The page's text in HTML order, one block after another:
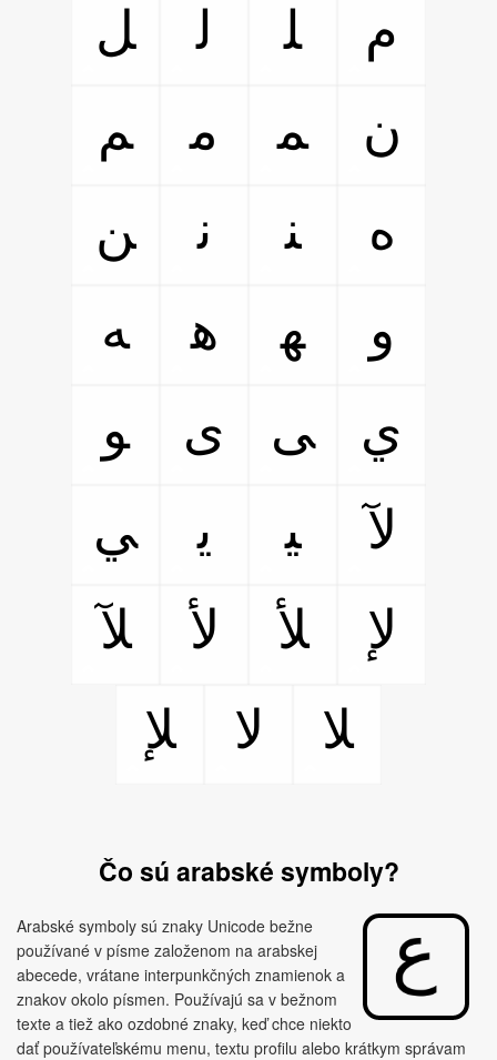
ﻞ
ﻟ ﻠ
ﻡ
ﻢ
ﻣ ﻤ
ﻥ
ﻦ
ﻧ ﻨ
ﻩ
ﻪ
ﻫ ﻬ
ﻭ
ﻮ
ﻯ ﻰ
ﻱ
ﻲ
ﻳ ﻴ
ﻵ
ﻶ
ﻷ ﻸ
ﻹ
ﻺ
ﻻ ﻼ
Čo sú arabské symboly?
Arabské symboly sú znaky Unicode bežne
používané v písme založenom na arabskej
abecede, vrátane interpunkčných znamienok a
znakov okolo písmen. Používajú sa v bežnom
texte a tiež ako ozdobné znaky, keď chce niekto
dať používateľskému menu, textu profilu alebo krátkym správam